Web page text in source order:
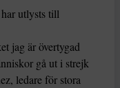
utlysts till
jag är övertygad
gå ut i strejk
ledare för stora